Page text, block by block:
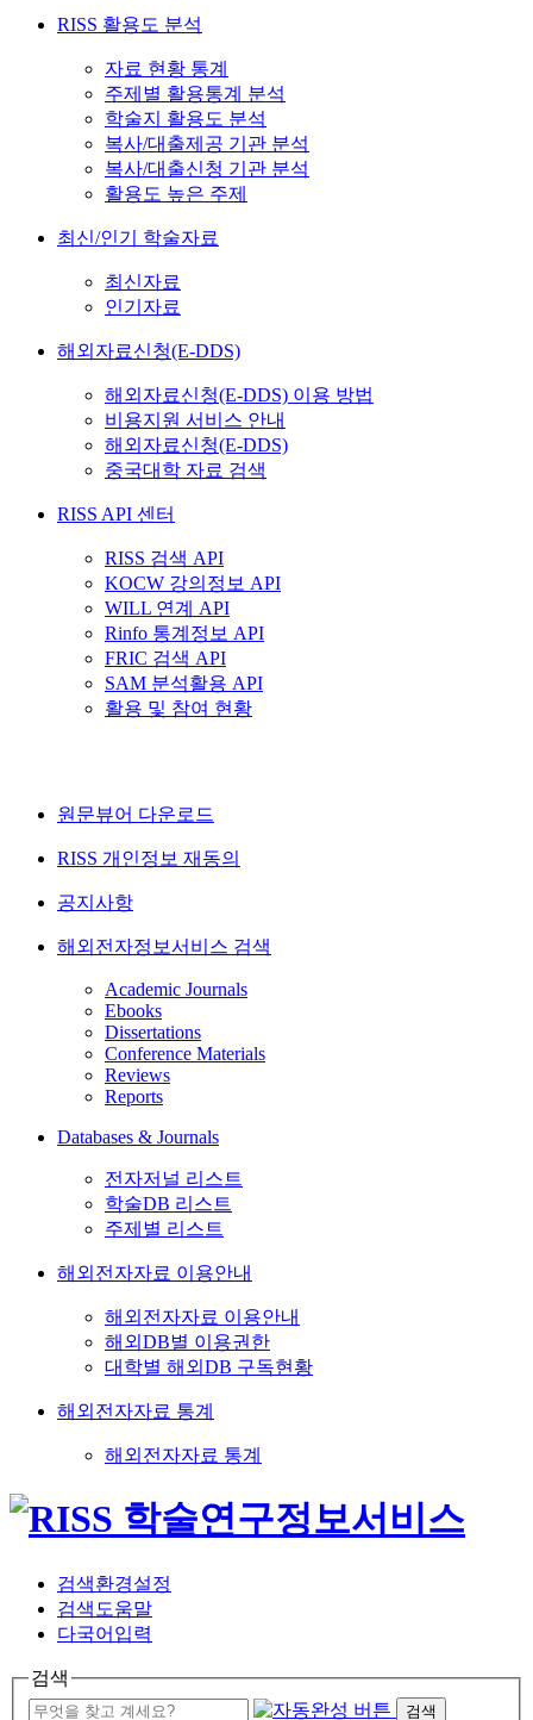
RISS 활용도 분석
자료 현황 통계
주제별 활용통계 분석
학술지 활용도 분석
복사/대출제공 기관 분석
복사/대출신청 기관 분석
활용도 높은 주제
최신/인기 학술자료
최신자료
인기자료
해외자료신청(E-DDS)
해외자료신청(E-DDS) 이용 방법
비용지원 서비스 안내
해외자료신청(E-DDS)
중국대학 자료 검색
RISS API 센터
RISS 검색 API
KOCW 강의정보 API
WILL 연계 API
Rinfo 통계정보 API
FRIC 검색 API
SAM 분석활용 API
활용 및 참여 현황
원문뷰어 다운로드
RISS 개인정보 재동의
공지사항
해외전자정보서비스 검색
Academic Journals
Ebooks
Dissertations
Conference Materials
Reviews
Reports
Databases & Journals
전자저널 리스트
학술DB 리스트
주제별 리스트
해외전자자료 이용안내
해외전자자료 이용안내
해외DB별 이용권한
대학별 해외DB 구독현황
해외전자자료 통계
해외전자자료 통계
검색환경설정
검색도움말
다국어입력
검색
검색